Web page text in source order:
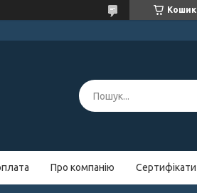
Кошик
Про компанію Сертифікати